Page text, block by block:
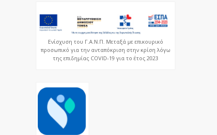
Ενίσχυση του Γ.Α.Ν.Π. Μεταξά με επικουρικό
προσωπικό για την ανταπόκριση στην κρίση λόγω
της επιδημίας COVID-19 για το έτος 2023